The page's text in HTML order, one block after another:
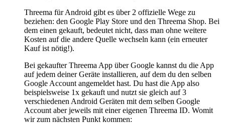
Threema für Android gibt es über 2 offizielle Wege zu
beziehen: den Google Play Store und den Threema Shop. Bei
dem einen gekauft, bedeutet nicht, dass man ohne weitere
Kosten auf die andere Quelle wechseln kann (ein erneuter
Kauf ist nötig!).
Bei gekaufter Threema App über Google kannst du die App
auf jedem deiner Geräte installieren, auf dem du den selben
Google Account angemeldet hast. Du hast die App also
beispielsweise 1x gekauft und nutzt sie gleich auf 3
verschiedenen Android Geräten mit dem selben Google
Account aber jeweils mit einer eigenen Threema ID. Womit
wir zum nächsten Punkt kommen: